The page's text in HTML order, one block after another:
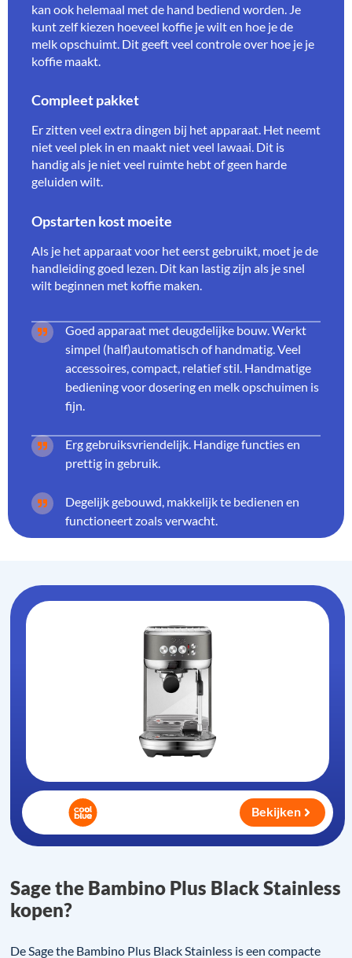
kan ook helemaal met de hand bediend worden. Je
kunt zelf kiezen hoeveel koffie je wilt en hoe je de
melk opschuimt. Dit geeft veel controle over hoe je je
koffie maakt.
Compleet pakket
Er zitten veel extra dingen bij het apparaat. Het neemt
niet veel plek in en maakt niet veel lawaai. Dit is
handig als je niet veel ruimte hebt of geen harde
geluiden wilt.
Opstarten kost moeite
Als je het apparaat voor het eerst gebruikt, moet je de
handleiding goed lezen. Dit kan lastig zijn als je snel
wilt beginnen met koffie maken.
Goed apparaat met deugdelijke bouw. Werkt
simpel (half)automatisch of handmatig. Veel
accessoires, compact, relatief stil. Handmatige
bediening voor dosering en melk opschuimen is
fijn.
Erg gebruiksvriendelijk. Handige functies en
prettig in gebruik.
Degelijk gebouwd, makkelijk te bedienen en
functioneert zoals verwacht.
Sage the Bambino Plus Black Stainless
kopen?
De Sage the Bambino Plus Black Stainless is een compacte
Bekijken